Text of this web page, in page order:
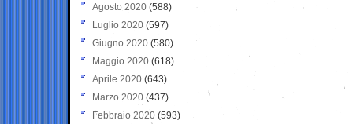
Agosto 2020 (588)
Luglio 2020 (597)
Giugno 2020 (580)
Maggio 2020 (618)
Aprile 2020 (643)
Marzo 2020 (437)
Febbraio 2020 (593)